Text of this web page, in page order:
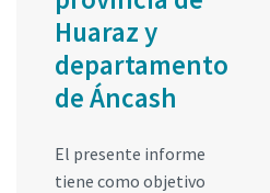
Huaraz y
departamento
de Áncash
El presente informe
tiene como objetivo